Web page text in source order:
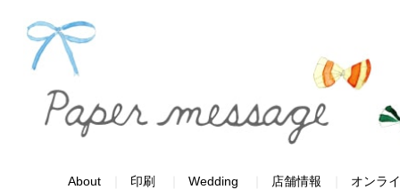
About 印刷 Wedding 店舗情報 オンラ